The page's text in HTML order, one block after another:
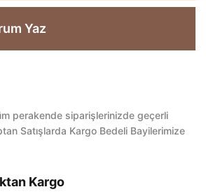
Yaz
ilk yorumu siz yapın!
perakende siparişlerinizde geçerli
Satışlarda Kargo Bedeli Bayilerimize
Kargo